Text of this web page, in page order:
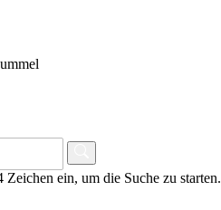
Zeichen ein, um die Suche zu starten.